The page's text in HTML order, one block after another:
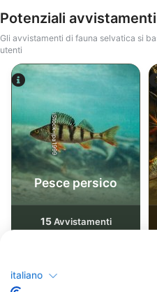
Potenziali
Gli avvistamenti di fauna selvatica si
utenti
iStock-jpa1999
Pesce persico
15Avvistamenti
italiano